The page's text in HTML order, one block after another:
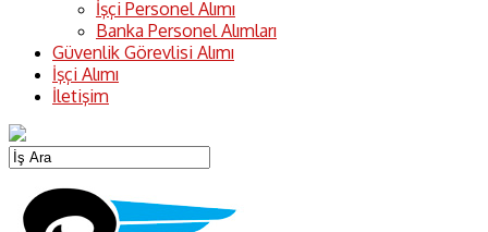
İşçi Personel Alımı
Banka Personel Alımları
Güvenlik Görevlisi Alımı
İşçi Alımı
İletişim